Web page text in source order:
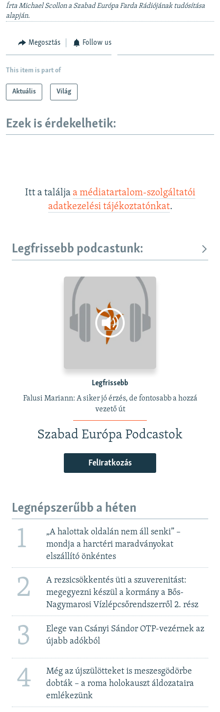
Írta Michael Scollon a Szabad Európa Farda Rádiójának tudósítása
alapján.
Megosztás Follow us
This item is part of
Aktuális Világ
Ezek is érdekelhetik:
Itt a találja a médiatartalom-szolgáltatói
adatkezelési tájékoztatónkat.
Legfrissebb podcastunk:
Legfrissebb
Falusi Mariann: A siker jó érzés, de fontosabb a hozzá
vezető út
Szabad Európa Podcastok
Feliratkozás
Legnépszerűbb a héten
1
„A halottak oldalán nem áll senki” –
mondja a harctéri maradványokat
elszállító önkéntes
2
A rezsicsökkentés üti a szuverenitást:
megegyezni készül a kormány a Bős-
Nagymarosi Vízlépcsőrendszerről 2. rész
3
Elege van Csányi Sándor OTP-vezérnek az
újabb adókból
4
Még az újszülötteket is meszesgödörbe
dobták – a roma holokauszt áldozataira
emlékezünk